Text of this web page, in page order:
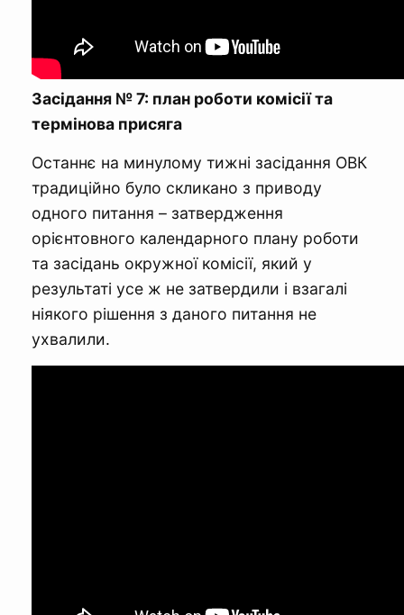
Засідання № 7: план роботи комісії та
термінова присяга
Останнє на минулому тижні засідання ОВК
традиційно було скликано з приводу
одного питання – затвердження
орієнтовного календарного плану роботи
та засідань окружної комісії, який у
результаті усе ж не затвердили і взагалі
ніякого рішення з даного питання не
ухвалили.